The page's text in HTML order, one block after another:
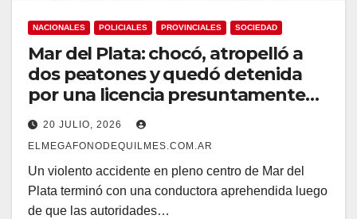
NACIONALES POLICIALES PROVINCIALES SOCIEDAD
Mar del Plata: chocó, atropelló a
dos peatones y quedó detenida
por una licencia presuntamente
falsa
20 JULIO, 2026
ELMEGAFONODEQUILMES.COM.AR
Un violento accidente en pleno centro de Mar del
Plata terminó con una conductora aprehendida luego
de que las autoridades…